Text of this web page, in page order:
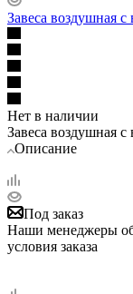
Завеса воздушная
Нет в наличии
Завеса воздушная
Описание
Под заказ
Наши менеджеры
условия заказа